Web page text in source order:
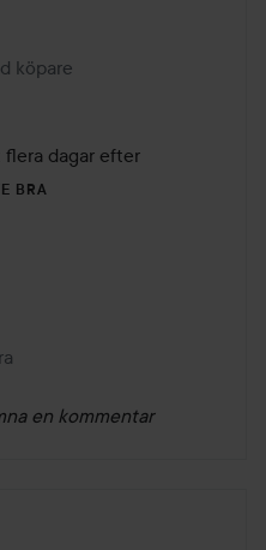
år
köpare
dagar efter
BRA
en kommentar